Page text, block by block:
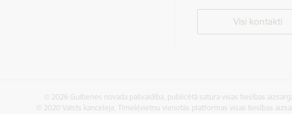
Visi kontakti
© 2026 Gulbenes novada pašvaldība, publicētā satura visas tiesības
© 2020 Valsts kanceleja, Tīmekļvietņu vienotās platformas visas tiesības